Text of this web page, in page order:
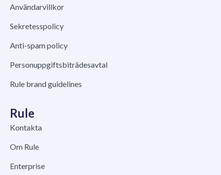
Användarvillkor
Sekretesspolicy
Anti-spam policy
Personuppgiftsbiträdesavtal
Rule brand guidelines
Rule
Kontakta
Om Rule
Enterprise